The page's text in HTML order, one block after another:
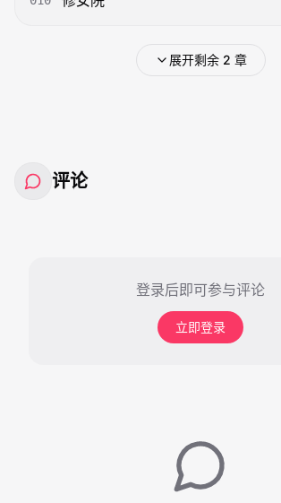
展开剩余 2 章
评论
登录后即可参与评论
立即登录